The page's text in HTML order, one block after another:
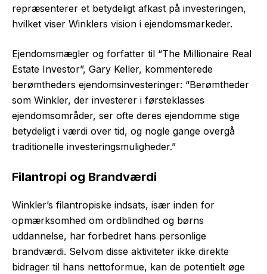
repræsenterer et betydeligt afkast på investeringen,
hvilket viser Winklers vision i ejendomsmarkeder.
Ejendomsmægler og forfatter til “The Millionaire Real
Estate Investor”, Gary Keller, kommenterede
berømtheders ejendomsinvesteringer: “Berømtheder
som Winkler, der investerer i førsteklasses
ejendomsområder, ser ofte deres ejendomme stige
betydeligt i værdi over tid, og nogle gange overgå
traditionelle investeringsmuligheder.”
Filantropi og Brandværdi
Winkler’s filantropiske indsats, især inden for
opmærksomhed om ordblindhed og børns
uddannelse, har forbedret hans personlige
brandværdi. Selvom disse aktiviteter ikke direkte
bidrager til hans nettoformue, kan de potentielt øge